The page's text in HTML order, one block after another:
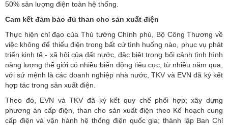
50% sản lượng điện toàn hệ thống.
Cam kết đảm bảo đủ than cho sản xuất điện
Thực hiện chỉ đạo của Thủ tướng Chính phủ, Bộ Công Thương về
việc không để thiếu điện trong bất cứ tình huống nào, phục vụ phát
triển kinh tế - xã hội của đất nước, đặc biệt trong bối cảnh tình hình
năng lượng thế giới có nhiều biến động tiêu cực, từ nhiều năm qua,
với sứ mệnh là các doanh nghiệp nhà nước, TKV và EVN đã ký kết
hợp tác trong sản xuất điện.
Theo đó, EVN và TKV đã ký kết quy chế phối hợp; xây dựng
phương án cấp điện, than cho sản xuất điện theo Kế hoạch cung
cấp điện và vận hành hệ thống điện quốc gia; thành lập Ban Chỉ